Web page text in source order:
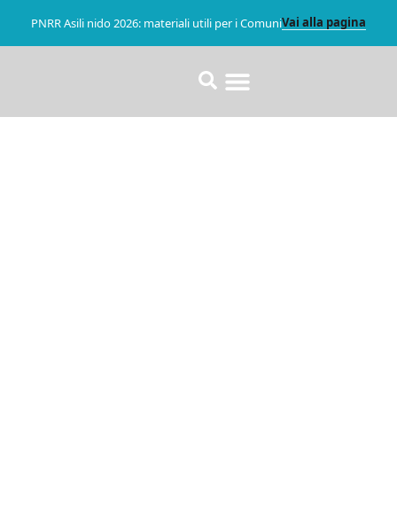
PNRR Asili nido 2026: materiali utili per i ComuniVai alla pagina